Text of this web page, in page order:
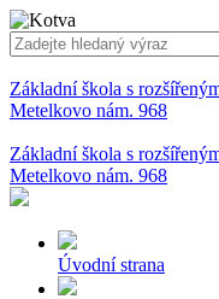
Základní škola s
Metelkovo nám. 968
Základní škola s
Metelkovo nám. 968
Úvodní strana